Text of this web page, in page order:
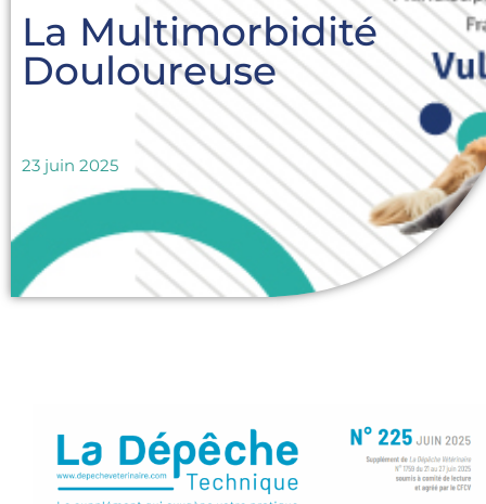
La Multimorbidité
Douloureuse
23 juin 2025